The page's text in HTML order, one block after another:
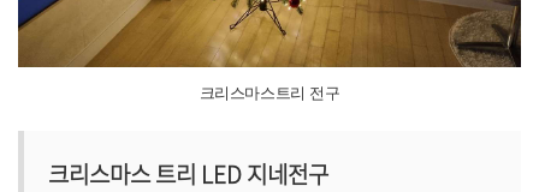
크리스마스트리 전구
크리스마스 트리 LED 지네전구